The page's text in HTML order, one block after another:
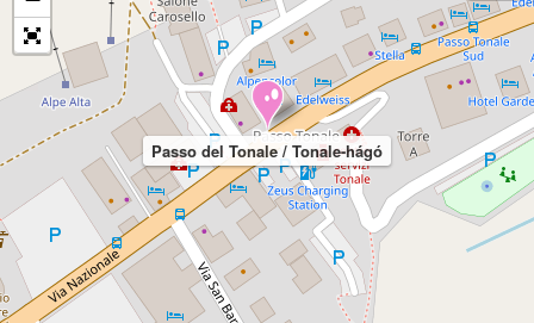
Passo del Tonale / Tonale-hágó